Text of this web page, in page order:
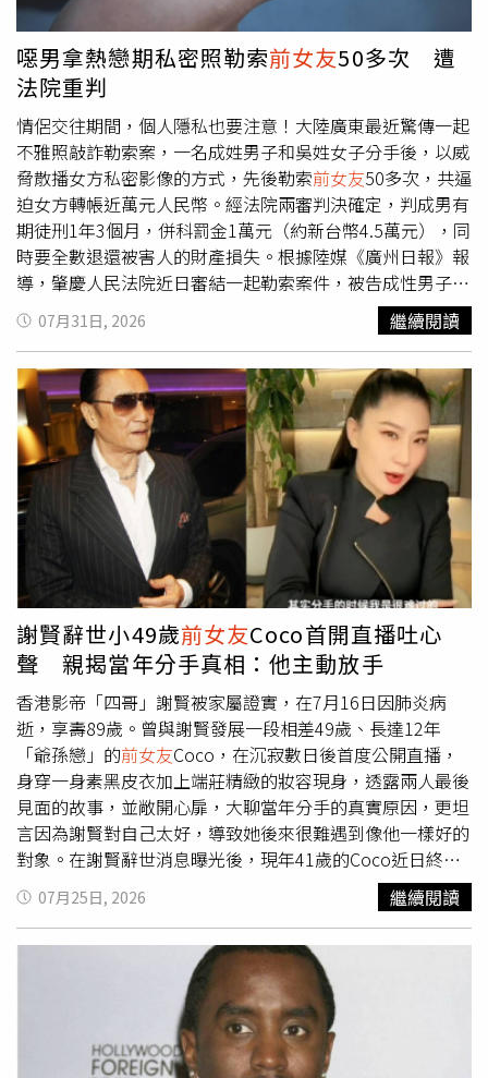
要不要帶個樂器去台北沒事彈彈？」雖然不願意跟家裡伸
手，但媽媽偶爾還是會不忍心塞點錢給他，捨不得他把自己
過得太苦，媽媽的話總能逼哭他。郭子豪現在仍持續兼職，
等待有更多的演出機會。（圖／侯世駿攝）郭子豪與毛祁芸
雖然在片中不是一對，但年齡相近朝夕相處也建立不錯的交
情。（圖／侯世駿攝）直到這次《明日的過客》終於熬到主
角，郭子豪透露這是一個很特別的經驗，「因為劇本是導演
自己的故事，我演的角色就是導演的經歷，因此我花了半年
的時間跟導演和在一起，沒事就找他吃飯聊天，了解導演這
個人和故事的背景，導演旅法的經歷也讓我回想起在英國的
時光」，郭子豪透露光是大量排練就排了一個多月，演員們
碰撞出什麼新的想法都會當場去試，因此在正式拍攝過程中
幾乎沒有太多NG，很多都是一次完成，「導演不讓我們看
回放，我們也很信任導演，就像是一個我們集體創作的作
品。」郭子豪坦言因為多年來的挫折，一開始自信心明顯不
足，但導演郭承衢給他滿滿的情緒價值，讓他激發出令人驚
艷的表現。電影《明日的過客》8月7日上映。郭子豪面對工
作壓力或情緒低潮，蒐集吉伊卡哇周邊讓他覺得很解壓。
（圖／侯世駿攝）
的相處狀況，直言：「況且交往的時候你真的沒有對我很
好，什麼錢都跟我斤斤計較，嫌棄我的朋友讓我很自卑，交
往時出國覺得自己很紅不牽我的手，為了追上你在電車上絆
倒也根本沒發現還要我痛到叫一聲，都已經分手了我不想要
再被你折磨和消費了！」她表示，是在朋友通知下才知道派
偉俊的新歌及相關發文，也因此發現不少粉絲誤以為歌曲是
寫給現任女友。黃琳媛公開跟派偉俊交往時的狀況。（圖／
翻攝臉書／黃琳媛）黃琳媛最後再度發文喊話：「即便分手
了，這些行為真的讓我非常不舒服，分手可以至少做到該有
的尊重嗎？可以不要借花獻佛再把我當題材了嗎？或者是你
今晚就好好發寫給你女朋友的歌可以嗎？只要你不做這些不
尊重別人的行為我都覺得一切就算了。 算我倒楣。」貼文
曝光後迅速掀起討論，不少網友關注雙方昔日戀情，也關心
派偉俊是否會出面回應相關指控。對於前女友的發文內容，
派偉俊並未正面回應交往期間的指控，而是在社群平台分享
新歌〈穿上你的愛〉，並寫下：「去年下的那場雪就讓它留
在去年，今年夏天戀愛就聽這首。」藉此表明真正寫給現任
禾羽的作品為〈穿上你的愛〉。禾羽也現身留言力挺，寫
下：「單曲循環中，喜歡。」至於派偉俊所屬杰威爾音樂則
回應：「謝謝大家關心，專輯裡唯一寫給他人的歌曲是〈穿
上你的愛〉，如有不實言論，公司將保留法律追訴權。」黃
琳媛自爆和派偉俊曾交往過。（圖／翻攝Threads
／/@hl_yuan）
噁男拿熱戀期私密照勒索前女友50多次 遭
法院重判
情侶交往期間，個人隱私也要注意！大陸廣東最近驚傳一起
不雅照敲詐勒索案，一名成姓男子和吳姓女子分手後，以威
脅散播女方私密影像的方式，先後勒索前女友50多次，共逼
迫女方轉帳近萬元人民幣。經法院兩審判決確定，判成男有
期徒刑1年3個月，併科罰金1萬元（約新台幣4.5萬元），同
時要全數退還被害人的財產損失。根據陸媒《廣州日報》報
導，肇慶人民法院近日審結一起勒索案件，被告成性男子與
原告吳姓女子曾是情侶關係，戀愛期間成男拍攝並保存吳女
大量私密影像。兩人分手後，成男以私密影像向吳女勒索50
多次，不法獲取9766.5元（約新台幣44000元）。肇慶人民
法院一審審理後，認定成男行為已構成敲詐勒索罪，依法判
處有期徒刑1年3個月，併科罰金1萬元（約新台幣4.5萬
元），同時責令其必須全數退賠受害人所遭受的財產損失。
但被告不服判決並提起上訴，近日經二審法院審理後，認為
一審判決事實清楚、適用法律正確且量刑適當，因此駁回上
訴並維持原判。目前該起案件的判決已正式生效，成男必須
入監服刑並承擔相應法律責任。對此，警方特別呼籲，無論
在何種關係下，切勿隨意拍攝、保存或持有他人的私密影
像，以免觸犯法律。此類未經同意拍攝或保存私密照的行
為，往往成為日後犯罪的工具，嚴重侵害他人隱私權。◎根
據刑法第235條規定，散布、播送或販賣猥褻之文字、圖
畫、聲音、影像或其他物品，或公然陳列，或以他法供人觀
覽、聽聞者，處2年以下有期徒刑、拘役或可併科三萬元以
下罰金。意圖散布、播送、販賣而製造、持有前項文字、圖
畫、聲音、影像及其附著物或其他物品者，亦同。提醒大家
勿加入跪求、私給等行列，以免觸法。
07月31日, 2026 繼續閱讀
謝賢辭世小49歲前女友Coco首開直播吐心
聲 親揭當年分手真相：他主動放手
香港影帝「四哥」謝賢被家屬證實，在7月16日因肺炎病
逝，享壽89歲。曾與謝賢發展一段相差49歲、長達12年
「爺孫戀」的前女友Coco，在沉寂數日後首度公開直播，
身穿一身素黑皮衣加上端莊精緻的妝容現身，透露兩人最後
見面的故事，並敞開心扉，大聊當年分手的真實原因，更坦
言因為謝賢對自己太好，導致她後來很難遇到像他一樣好的
對象。在謝賢辭世消息曝光後，現年41歲的Coco近日終於
首度開直播，穿著一身黑的她神情難掩悲傷與落寞，她回憶
兩人最後一次見面是在2018年底，當時因好友造訪香港而
共同聚餐，不料飯後的道別竟成了此生的永別；Coco也感
性表示，「分手的時候，我心裡其實特別難過，分開之後一
晃就是這麼多年，我們再也沒能相見」。過去傳聞謝賢與
Coco是在夜店認識，但她特地闢謠表示，他們是透過朋友
牽線於上海的咖啡廳認識。關於謝賢這個人，Coco大讚他
私下溫暖細心且極具紳士風範，不僅教導她投資理財，甚至
07月25日, 2026 繼續閱讀